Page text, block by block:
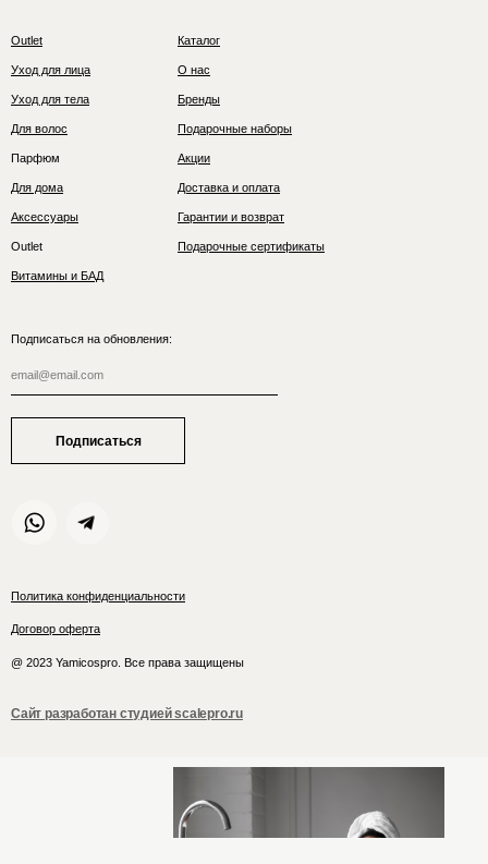
Outlet
Политика конфиденциальности
Договор оферта
@ 2023 Yamicospro. Все права защищены
Уход для лица
Уход для тела
Для волос
Парфюм
Для дома
Аксессуары
Сайт разработан студией scalepro.ru
Outlet
Витамины и БАД
Каталог
О нас
Бренды
Подарочные наборы
Акции
Доставка и оплата
Гарантии и возврат
Подарочные сертификаты
Подписаться на обновления:
Подписаться